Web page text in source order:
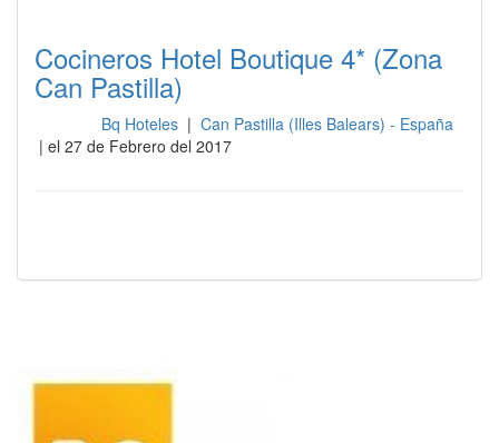
Cocineros Hotel Boutique 4* (Zona
Can Pastilla)
Bq Hoteles | Can Pastilla (Illes Balears) - España
| el 27 de Febrero del 2017